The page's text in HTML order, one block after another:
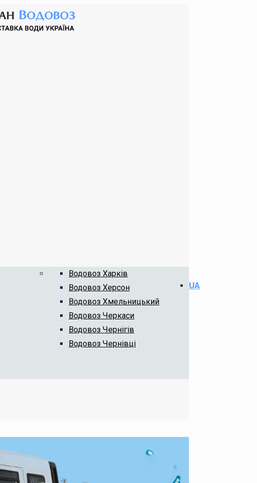
Водовоз Харків
Водовоз Херсон
Водовоз Хмельницький
Водовоз Черкаси
Водовоз Чернігів
Водовоз Чернівці
UA